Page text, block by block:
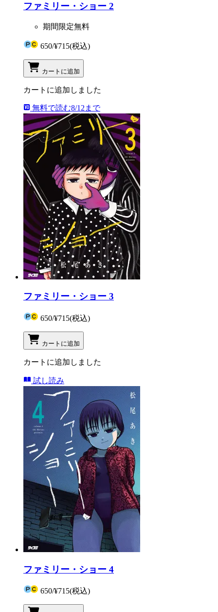
ファミリー・ショー 2
期間限定無料
650/¥715(税込)
カートに追加
カートに追加しました
無料で読む8/12まで
ファミリー・ショー 3
650/¥715(税込)
カートに追加
カートに追加しました
試し読み
ファミリー・ショー 4
650/¥715(税込)